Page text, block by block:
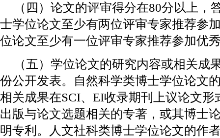
（四）论文的评审得分在80分以上，
士学位论文至少有两位评审专家推荐参
位论文至少有一位评审专家推荐参加优
（五）学位论文的研究内容或相关成
份公开发表。自然科学类博士学位论文
相关成果在SCI、EI收录期刊上议论文
出版与论文选题相关的专著，或其博士
明专利。人文社科类博士学位论文的作